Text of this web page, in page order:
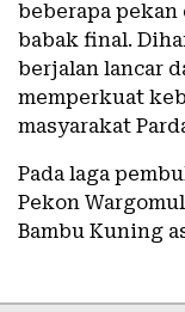
beberapa
babak final.
berjalan lancar
memperkuat
masyarakat
Pada laga
Pekon
Bambu Kuning